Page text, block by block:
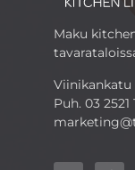
Maku
Viinikankatu
Puh. 03 2521